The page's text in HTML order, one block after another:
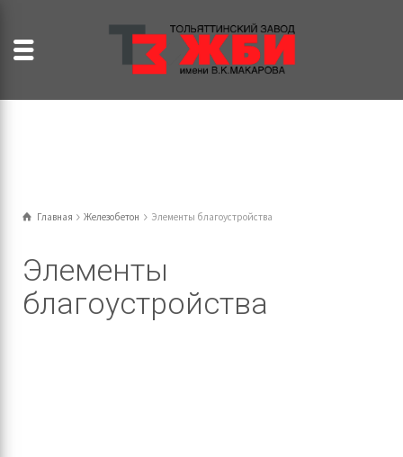
Главная Железобетон Элементы благоустройства
Элементы
благоустройства